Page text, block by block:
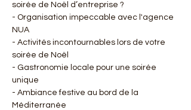
soirée de Noël d’entreprise ?
- Organisation impeccable avec l'agence
NUA
- Activités incontournables lors de votre
soirée de Noël
- Gastronomie locale pour une soirée
unique
- Ambiance festive au bord de la
Méditerranée